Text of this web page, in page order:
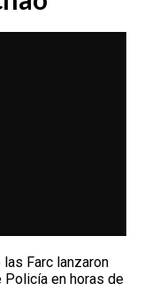
Farc lanzaron
en horas de